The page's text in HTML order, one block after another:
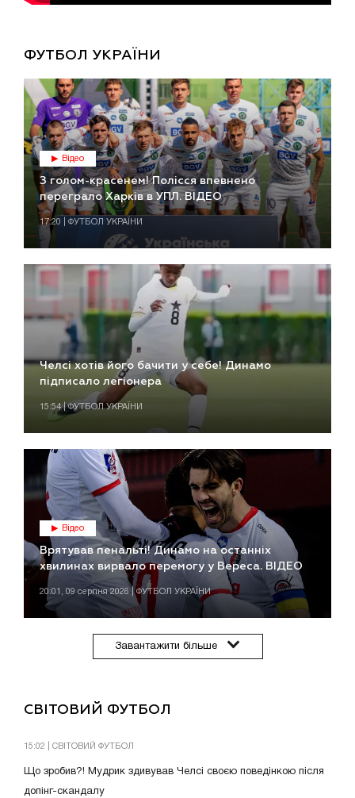
ФУТБОЛ УКРАЇНИ
Відео
З голом-красенем! Полісся впевнено
переграло Харків в УПЛ. ВІДЕО
17:20 | ФУТБОЛ УКРАЇНИ
Челсі хотів його бачити у себе! Динамо
підписало легіонера
15:54 | ФУТБОЛ УКРАЇНИ
Відео
Врятував пенальті! Динамо на останніх
хвилинах вирвало перемогу у Вереса. ВІДЕО
20:01, 09 серпня 2026 | ФУТБОЛ УКРАЇНИ
Завантажити більше
СВІТОВИЙ ФУТБОЛ
15:02 | СВІТОВИЙ ФУТБОЛ
Що зробив?! Мудрик здивував Челсі своєю поведінкою після
допінг-скандалу